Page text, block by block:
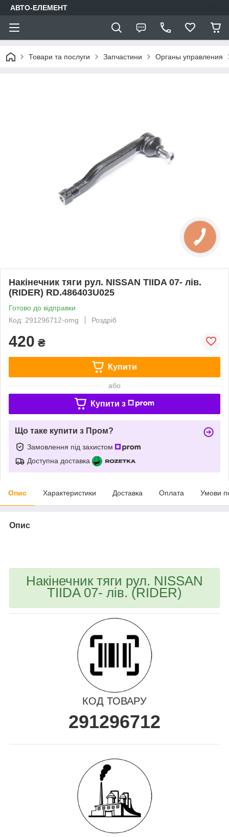
АВТО-ЕЛЕМЕНТ
Товари та послуги Запчастини Органы управления
Накінечник тяги рул. NISSAN TIIDA 07- лів.
(RIDER) RD.486403U025
Готово до відправки
Код: 291296712-omg
Роздріб
420 ₴
Купити
або
Купити з
Що таке купити з Пром?
Замовлення під захистом
Доступна доставка
Опис Характеристики Доставка Оплата Умови
Опис
Накінечник тяги рул. NISSAN
TIIDA 07- лів. (RIDER)
КОД ТОВАРУ
291296712